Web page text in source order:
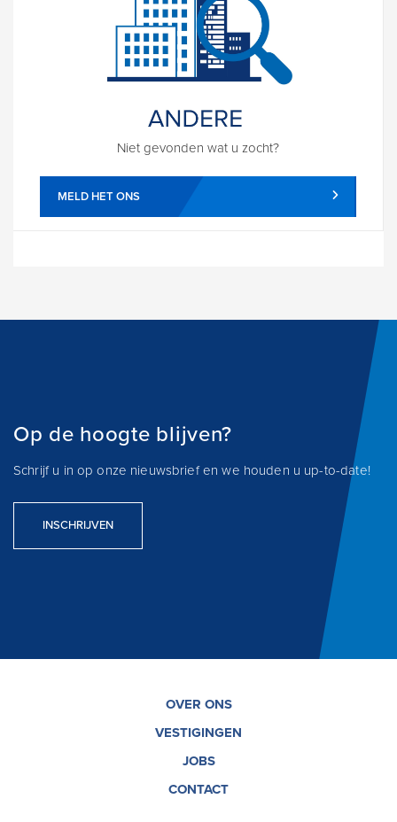
Niet gevonden wat u zocht?
MELD HET ONS
Op de hoogte blijven?
Schrijf u in op onze nieuwsbrief en we houden u up-to-date!
INSCHRIJVEN
OVER ONS
VESTIGINGEN
JOBS
CONTACT